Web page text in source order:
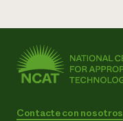
Contacte con nosotros